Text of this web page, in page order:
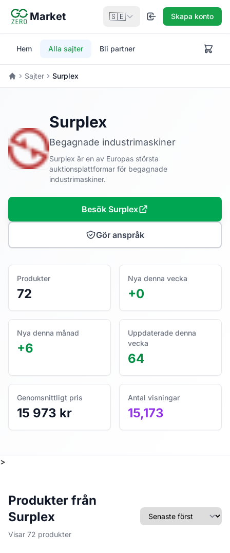
Market 🇸🇪 Skapa konto
Hem Alla sajter Bli partner
Sajter Surplex
Surplex
Begagnade industrimaskiner
Surplex är en av Europas största
auktionsplattformar för begagnade
industrimaskiner.
Besök Surplex
Gör anspråk
Produkter
72
Nya denna vecka
+0
Nya denna månad
+6
Uppdaterade denna
vecka
64
Genomsnittligt pris
15 973 kr
Antal visningar
15,173
>
Produkter från
Surplex
Visar 72 produkter
Sortera efter